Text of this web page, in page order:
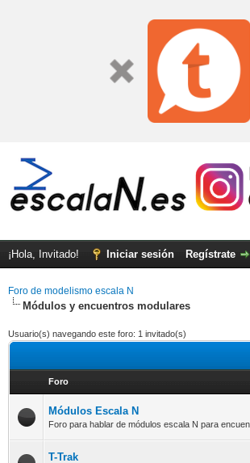
¡Hola, Invitado! Iniciar sesión Regístrate
Foro de modelismo escala N
Módulos y encuentros modulares
Usuario(s) navegando este foro: 1 invitado(s)
Foro
Módulos Escala N
Foro para hablar de módulos escala N para
T-Trak